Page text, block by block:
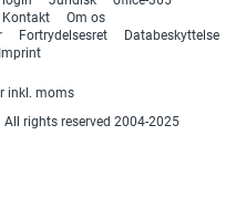
Kontakt
Om os
Fortrydelsesret
Databeskyttelse
Imprint
inkl. moms
rights reserved 2004-2025